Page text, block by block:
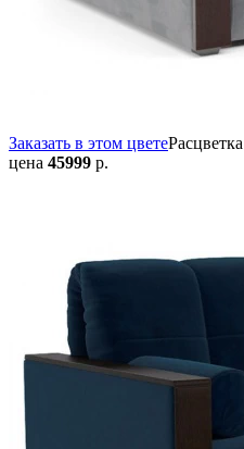
Заказать в этом цветеРасцветка
цена 45999 р.